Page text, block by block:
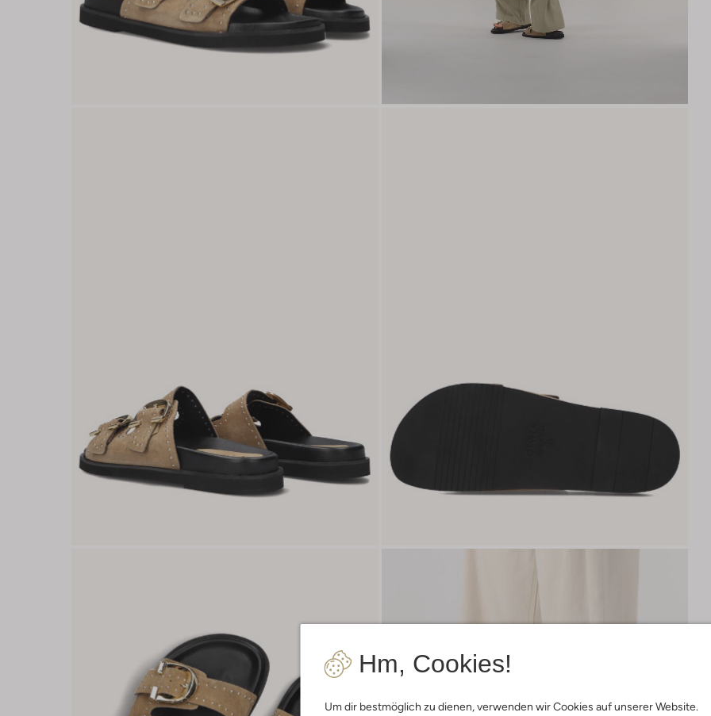
Hm, Cookies!
Um dir bestmöglich zu dienen, verwenden wir Cookies auf unserer Website.